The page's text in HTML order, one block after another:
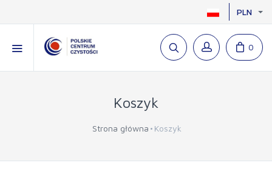
PLN
0
Koszyk
Strona główna Koszyk